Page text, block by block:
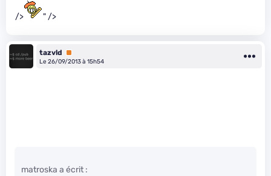
/> " />
tazvld
Premium
Le 26/09/2013 à 15h54
matroska a écrit :